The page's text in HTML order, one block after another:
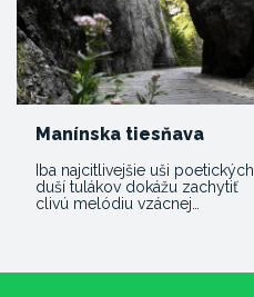
Manínska tiesňava
Iba najcitlivejšie uši poetických
duší tulákov dokážu zachytiť
clivú melódiu vzácnej…